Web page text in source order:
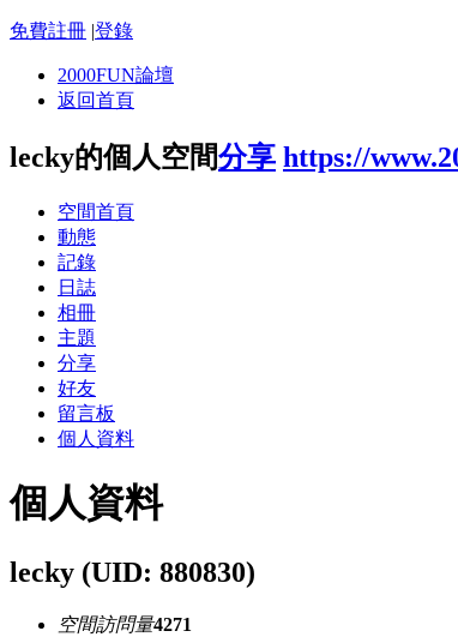
免費註冊 |登錄
2000FUN論壇
返回首頁
lecky的個人空間分享 https://
空間首頁
動態
記錄
日誌
相冊
主題
分享
好友
留言板
個人資料
個人資料
lecky (UID: 880830)
空間訪問量4271